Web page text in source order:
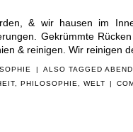
& wir hausen im
Gekrümmte
& reinigen. Wir reinigen
| ALSO TAGGED
, PHILOSOPHIE WELT |